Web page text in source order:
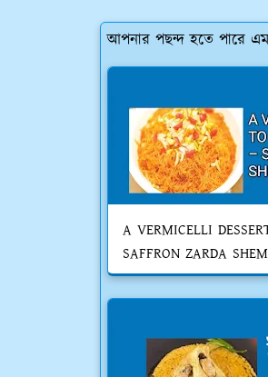
আপনার পছন্দ হতে পারে
A VERMICELLI
SAFFRON ZARDA